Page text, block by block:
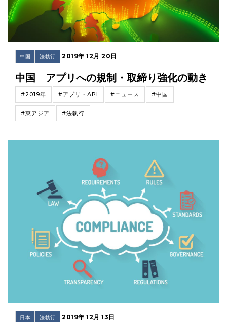
中国 法執行 2019年 12月 20日
中国 アプリへの規制・取締り強化の動き
#2019年 #アプリ・API #ニュース #中国
#東アジア #法執行
日本 法執行 2019年 12月 13日